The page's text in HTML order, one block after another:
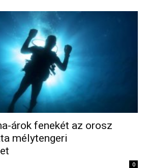
árok fenekét az orosz
mélytengeri
0